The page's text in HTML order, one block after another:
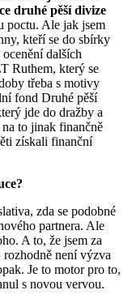
druhé pěší divize
poctu. Ale jak jsem
kteří se do sbírky
dalších
Ruthem, který se
třeba s motivy
fond Druhé pěší
jde do dražby a
to jinak finančně
získali finanční
zda se podobné
partnera. Ale
A to, že jsem za
není výzva
Je to motor pro to,
s novou vervou.